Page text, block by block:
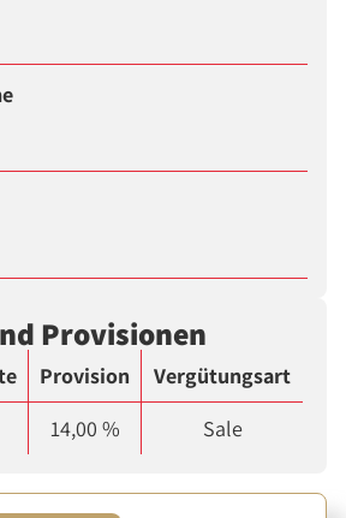
Provisionen
Provision
Vergütungsart
14,00 % Sale